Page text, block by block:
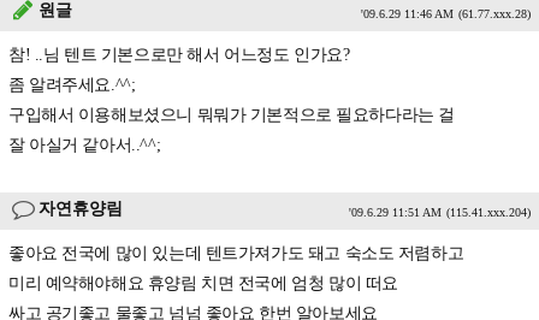
원글 '09.6.29 11:46 AM (61.77.xxx.28)
참! ..님 텐트 기본으로만 해서 어느정도 인가요?
좀 알려주세요.^^;
구입해서 이용해보셨으니 뭐뭐가 기본적으로 필요하다라는 걸
잘 아실거 같아서..^^;
자연휴양림 '09.6.29 11:51 AM (115.41.xxx.204)
좋아요 전국에 많이 있는데 텐트가져가도 돼고 숙소도 저렴하고
미리 예약해야해요 휴양림 치면 전국에 엄청 많이 떠요
싸고 공기좋고 물좋고 넘넘 좋아요 한번 알아보세요